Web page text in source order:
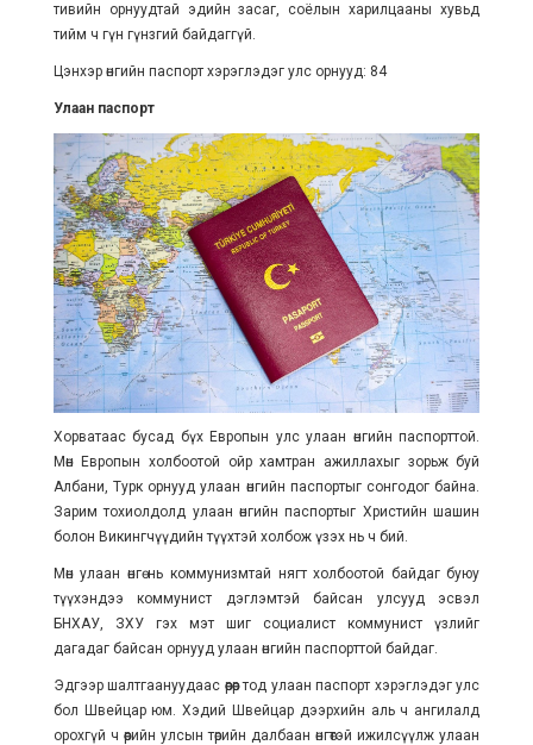
тивийн орнуудтай эдийн засаг, соёлын харилцааны хувьд
тийм ч гүн гүнзгий байдаггүй.
Цэнхэр өнгийн паспорт хэрэглэдэг улс орнууд: 84
Улаан паспорт
Хорватаас бусад бүх Европын улс улаан өнгийн паспорттой.
Мөн Европын холбоотой ойр хамтран ажиллахыг зорьж буй
Албани, Турк орнууд улаан өнгийн паспортыг сонгодог байна.
Зарим тохиолдолд улаан өнгийн паспортыг Христийн шашин
болон Викингчүүдийн түүхтэй холбож үзэх нь ч бий.
Мөн улаан өнгө нь коммунизмтай нягт холбоотой байдаг буюу
түүхэндээ коммунист дэглэмтэй байсан улсууд эсвэл
БНХАУ, ЗХУ гэх мэт шиг социалист коммунист үзлийг
дагадаг байсан орнууд улаан өнгийн паспорттой байдаг.
Эдгээр шалтгаануудаас өөрөөр тод улаан паспорт хэрэглэдэг улс
бол Швейцар юм. Хэдий Швейцар дээрхийн аль ч ангилалд
орохгүй ч өөрийн улсын төрийн далбаан өнгөтэй ижилсүүлж улаан